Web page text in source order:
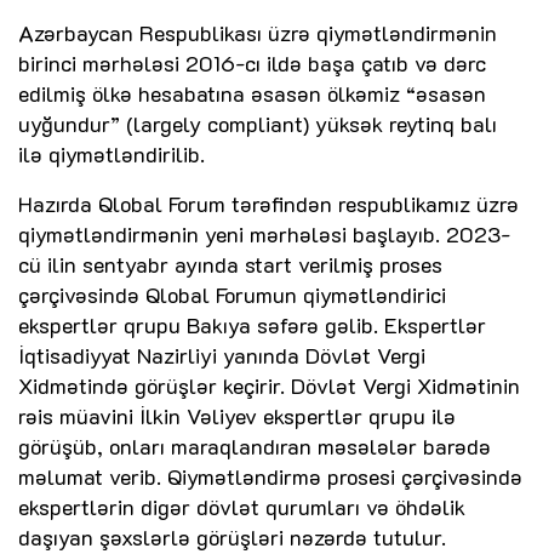
Azərbaycan Respublikası üzrə qiymətləndirmənin
birinci mərhələsi 2016-cı ildə başa çatıb və dərc
edilmiş ölkə hesabatına əsasən ölkəmiz “əsasən
uyğundur” (largely compliant) yüksək reytinq balı
ilə qiymətləndirilib.
Hazırda Qlobal Forum tərəfindən respublikamız üzrə
qiymətləndirmənin yeni mərhələsi başlayıb. 2023-
cü ilin sentyabr ayında start verilmiş proses
çərçivəsində Qlobal Forumun qiymətləndirici
ekspertlər qrupu Bakıya səfərə gəlib. Ekspertlər
İqtisadiyyat Nazirliyi yanında Dövlət Vergi
Xidmətində görüşlər keçirir. Dövlət Vergi Xidmətinin
rəis müavini İlkin Vəliyev ekspertlər qrupu ilə
görüşüb, onları maraqlandıran məsələlər barədə
məlumat verib. Qiymətləndirmə prosesi çərçivəsində
ekspertlərin digər dövlət qurumları və öhdəlik
daşıyan şəxslərlə görüşləri nəzərdə tutulur.